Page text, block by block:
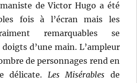
de Victor Hugo a été
fois à l’écran mais les
remarquables se
d’une main. L’ampleur
de personnages rend en
délicate. Les Misérables de